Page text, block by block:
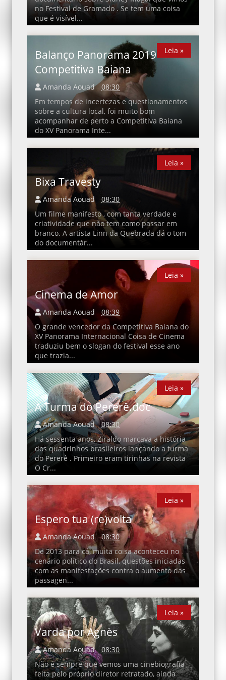
no Festival de Gramado . Se tem uma coisa
que é visível...
Balanço Panorama 2019 -
Competitiva Baiana
Amanda Aouad
08:30
Em tempos de incertezas e questionamentos
sobre a cultura local, foi muito bom
acompanhar de perto a Competitiva Baiana
do XV Panorama Inte...
Leia »
Leia »
Bixa Travesty
Amanda Aouad
08:30
Um filme manifesto , com tanta verdade e
criatividade que não tem como passar em
branco. A artista Linn da Quebrada dá o tom
do documentár...
Leia »
Leia »
Cinema de Amor
Amanda Aouad
08:39
O grande vencedor da Competitiva Baiana do
XV Panorama Internacional Coisa de Cinema
traduziu bem o slogan do festival esse ano
que trazia...
Leia »
Leia »
A Turma do Pererê.doc
Amanda Aouad
08:30
Há sessenta anos, Ziraldo marcava a história
dos quadrinhos brasileiros lançando a turma
do Pererê . Primeiro eram tirinhas na revista
O Cr...
Leia »
Leia »
Espero tua (re)volta
Amanda Aouad
08:30
De 2013 para cá, muita coisa aconteceu no
cenário político do Brasil, questões iniciadas
com as manifestações contra o aumento das
passagen...
Leia »
Leia »
Varda por Agnès
Amanda Aouad
08:30
Não é sempre que vemos uma cinebiografia
feita pelo próprio diretor retratado, ainda
Leia »
Leia »